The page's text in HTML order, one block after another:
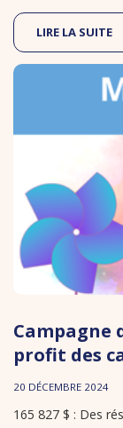
LIRE LA SUITE
Campagne
profit des
20 DÉCEMBRE 2024
165 827 $ : Des